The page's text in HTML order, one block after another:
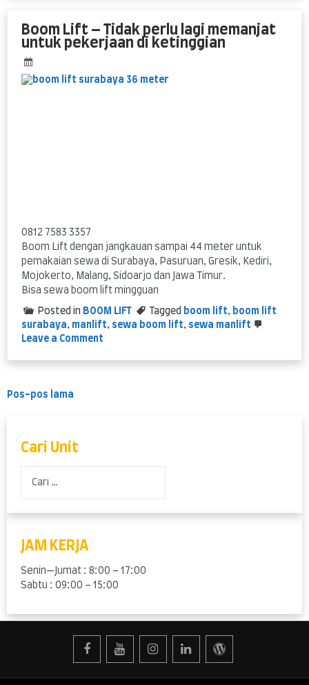
Surabaya
–
sewa
servis
Boom Lift – Tidak perlu lagi memanjat
untuk pekerjaan di ketinggian
0812 7583 3357
Boom Lift dengan jangkauan sampai 44 meter untuk
pemakaian sewa di Surabaya, Pasuruan, Gresik, Kediri,
Mojokerto, Malang, Sidoarjo dan Jawa Timur.
Bisa sewa boom lift mingguan
Posted in BOOM LIFT Tagged boom lift, boom lift
surabaya, manlift, sewa boom lift, sewa manlift
Leave a Commenton
Navigasi
Pos-pos lama
Cari Unit
untuk:
JAM KERJA
Senin—Jumat : 8:00 – 17:00
Sabtu : 09:00 – 15:00